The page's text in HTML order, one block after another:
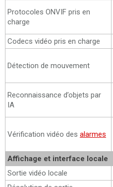
Protocoles ONVIF pris en
charge
Codecs vidéo pris en charge
Détection de mouvement
Reconnaissance d’objets par
IA
Vérification vidéo des alarmes
Affichage et interface locale
Sortie vidéo locale